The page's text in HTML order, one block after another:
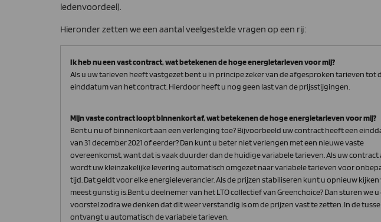
ledenvoordeel).
Hieronder zetten we een aantal veelgestelde vragen op een rij:
Ik heb nu een vast contract, wat betekenen de hoge energietarieven voor mij?
Als u uw tarieven heeft vastgezet bent u in principe zeker van de afgesproken tarieven tot
einddatum van het contract. Hierdoor heeft u nog geen last van de prijsstijgingen.
Mijn vaste contract loopt binnenkort af, wat betekenen de hoge energietarieven voor mij?
Bent u nu of binnenkort aan een verlenging toe? Bijvoorbeeld uw contract heeft een
van 31 december 2021 of eerder? Dan kunt u beter niet verlengen met een nieuwe vaste
overeenkomst, want dat is vaak duurder dan de huidige variabele tarieven. Als uw
wordt uw kleinzakelijke levering automatisch omgezet naar variabele tarieven voor
tijd. Dat geldt voor elke energieleverancier. Als de prijzen stabiliseren kunt u opnieuw
meest gunstig is.Bent u deelnemer van het LTO collectief van Greenchoice? Dan sturen we u
voorstel zodra we denken dat dit weer verstandig is om de prijzen vast te zetten. In de
ontvangt u automatisch de variabele tarieven.